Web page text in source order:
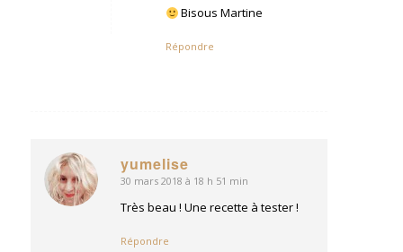
Bisous Martine
Répondre
yumelise
dit
:
30 mars 2018 à 18 h 51 min
Très beau ! Une recette à tester !
Répondre